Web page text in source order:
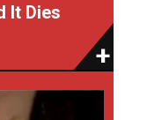
It Dies